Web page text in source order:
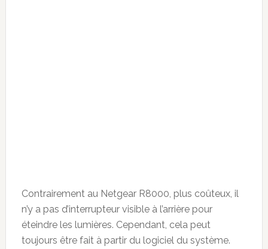
Contrairement au Netgear R8000, plus coûteux, il
n’y a pas d’interrupteur visible à l’arrière pour
éteindre les lumières. Cependant, cela peut
toujours être fait à partir du logiciel du système.